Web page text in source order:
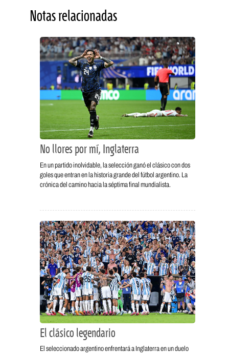
Notas relacionadas
No llores por mí, Inglaterra
En un partido inolvidable, la selección ganó el clásico con dos
goles que entran en la historia grande del fútbol argentino. La
crónica del camino hacia la séptima final mundialista.
El clásico legendario
El seleccionado argentino enfrentará a Inglaterra en un duelo